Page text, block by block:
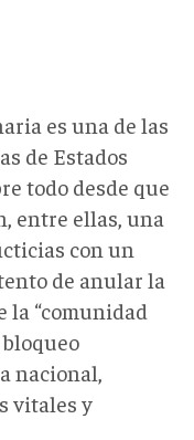
es una de las
de Estados
todo desde que
entre ellas, una
con un
de anular la
“comunidad
nacional,
vitales y